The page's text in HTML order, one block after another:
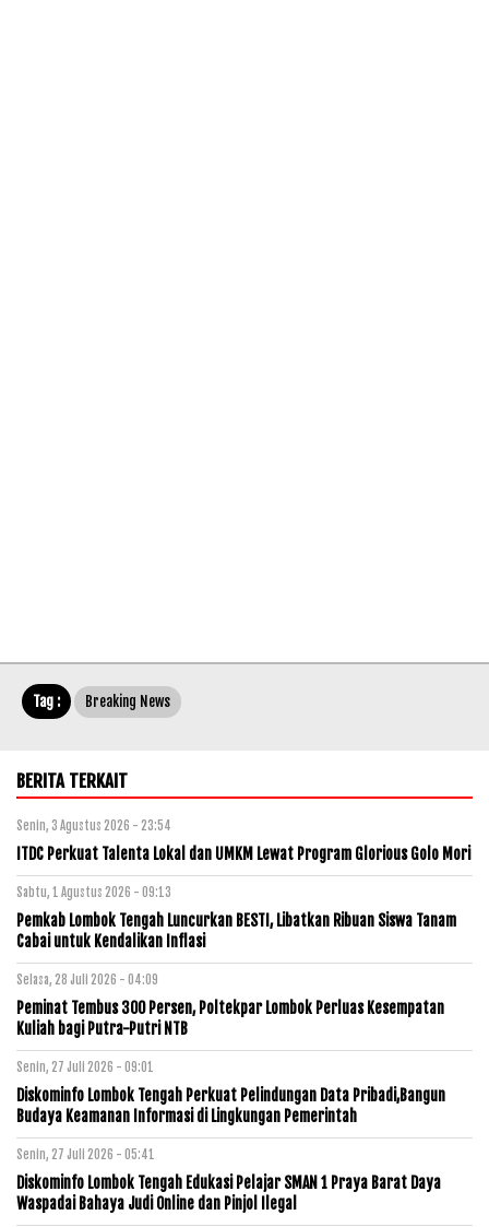
Tag : Breaking News
BERITA TERKAIT
Senin, 3 Agustus 2026 - 23:54
ITDC Perkuat Talenta Lokal dan UMKM Lewat Program Glorious Golo Mori
Sabtu, 1 Agustus 2026 - 09:13
Pemkab Lombok Tengah Luncurkan BESTI, Libatkan Ribuan Siswa Tanam
Cabai untuk Kendalikan Inflasi
Selasa, 28 Juli 2026 - 04:09
Peminat Tembus 300 Persen, Poltekpar Lombok Perluas Kesempatan
Kuliah bagi Putra-Putri NTB
Senin, 27 Juli 2026 - 09:01
Diskominfo Lombok Tengah Perkuat Pelindungan Data Pribadi,Bangun
Budaya Keamanan Informasi di Lingkungan Pemerintah
Senin, 27 Juli 2026 - 05:41
Diskominfo Lombok Tengah Edukasi Pelajar SMAN 1 Praya Barat Daya
Waspadai Bahaya Judi Online dan Pinjol Ilegal